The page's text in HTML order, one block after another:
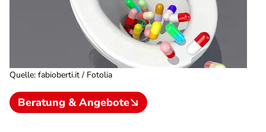
Quelle: fabioberti.it / Fotolia
Beratung & Angebote